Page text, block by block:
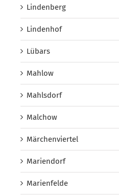
Lindenberg
Lindenhof
Lübars
Mahlow
Mahlsdorf
Malchow
Märchenviertel
Mariendorf
Marienfelde